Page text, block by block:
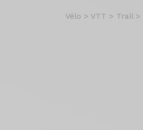
Vélo > VTT > Trail>